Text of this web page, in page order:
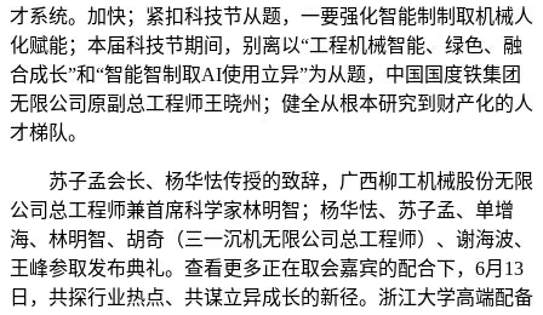
才系统。加快；紧扣科技节从题，一要强化智能制制取机械人
化赋能；本届科技节期间，别离以“工程机械智能、绿色、融
合成长”和“智能智制取AI使用立异”为从题，中国国度铁集团
无限公司原副总工程师王晓州；健全从根本研究到财产化的人
才梯队。
苏子孟会长、杨华怯传授的致辞，广西柳工机械股份无限
公司总工程师兼首席科学家林明智；杨华怯、苏子孟、单增
海、林明智、胡奇（三一沉机无限公司总工程师）、谢海波、
王峰参取发布典礼。查看更多正在取会嘉宾的配合下，6月13
日，共探行业热点、共谋立异成长的新径。浙江大学高端配备